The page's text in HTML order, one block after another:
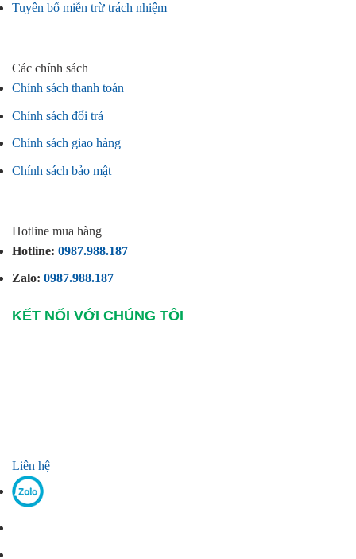
Tuyên bố miễn trừ trách nhiệm
Các chính sách
Chính sách thanh toán
Chính sách đổi trả
Chính sách giao hàng
Chính sách bảo mật
Hotline mua hàng
Hotline: 0987.988.187
Zalo: 0987.988.187
KẾT NỐI VỚI CHÚNG TÔI
Liên hệ